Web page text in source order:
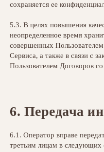
сохраняется ее
5.3. В целях повышения
неопределенное время
совершенных
Сервиса, а также в связи с
Пользователем Договоров
6. Передача
6.1. Оператор вправе
третьим лицам в следующих